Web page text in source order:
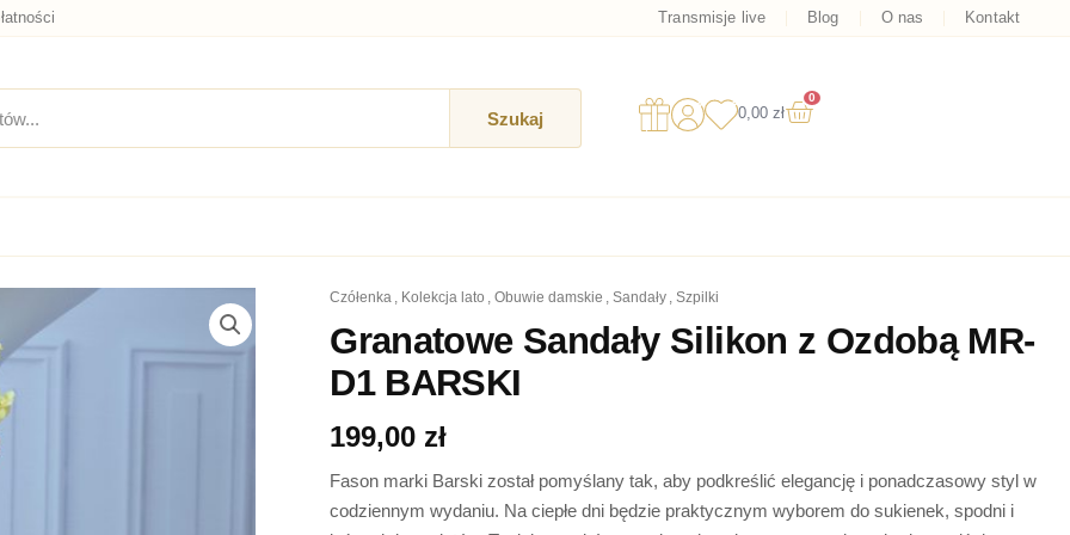
Transmisje live Blog O nas Kontakt
Szukaj 0,00 zł
0
Wózek
czółenka , kolekcja lato , obuwie damskie , sandały , szpilki
Granatowe Sandały Silikon z Ozdobą MR-
D1 BARSKI
199,00 zł
Fason marki Barski został pomyślany tak, aby podkreślić elegancję i ponadczasowy styl w
codziennym wydaniu. Na ciepłe dni będzie praktycznym wyborem do sukienek, spodni i
ilość
Sandały
Silikon
z
Ozdobą
MR-
D1